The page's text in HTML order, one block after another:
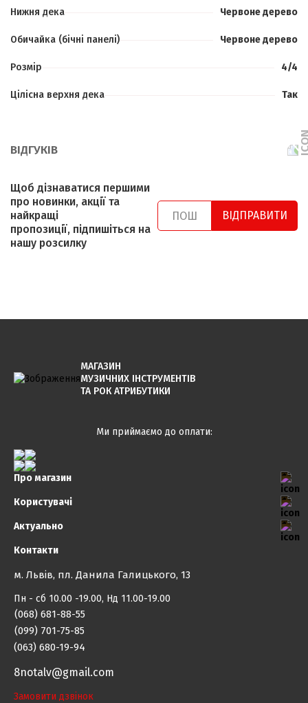
Нижня дека Червоне дерево
Обичайка (бічні панелі) Червоне дерево
Розмір 4/4
Цілісна верхня дека Так
ВІДГУКІВ
Щоб дізнаватися першими
про новинки, акції та
найкращі
пропозиції, підпишіться на
нашу розсилку
ВІДПРАВИТИ
МАГАЗИН
МУЗИЧНИХ ІНСТРУМЕНТІВ
ТА РОК АТРИБУТИКИ
Ми приймаємо до оплати:
Контакти
м. Львів, пл. Данила Галицького, 13
Пн - сб 10.00 -19.00, Нд 11.00-19.00
(068) 681-88-55
(099) 701-75-85
(063) 680-19-94
8notalv@gmail.com
Замовити дзвінок
Про магазин
Користувачі
Актуально